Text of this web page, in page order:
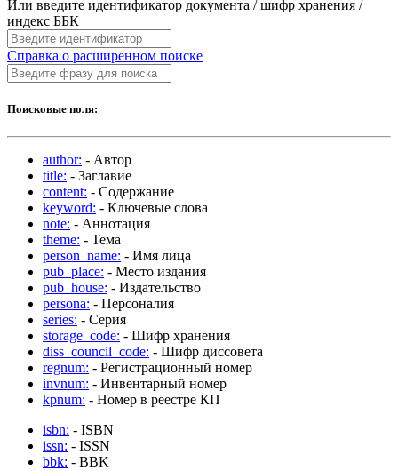
Или введите идентификатор документа / шифр хранения /
индекс ББК
Справка о расширенном поиске
Поисковые поля:
author: - Автор
title: - Заглавие
content: - Содержание
keyword: - Ключевые слова
note: - Аннотация
theme: - Тема
person_name: - Имя лица
pub_place: - Место издания
pub_house: - Издательство
persona: - Персоналия
series: - Серия
storage_code: - Шифр хранения
diss_council_code: - Шифр диссовета
regnum: - Регистрационный номер
invnum: - Инвентарный номер
kpnum: - Номер в реестре КП
isbn: - ISBN
issn: - ISSN
bbk: - BBK